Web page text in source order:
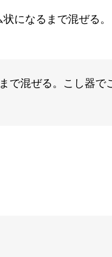
になるまで混ぜる。
で混ぜる。こし器で